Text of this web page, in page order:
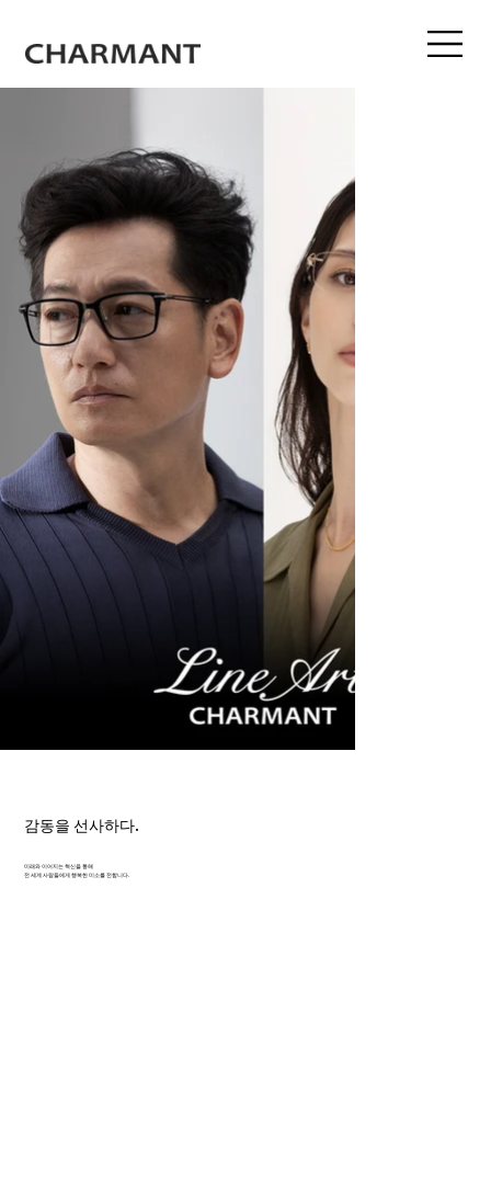
감동을 선사하다.
미래와 이어지는 혁신을 통해
전 세계 사람들에게 행복한 미소를 전합니다.